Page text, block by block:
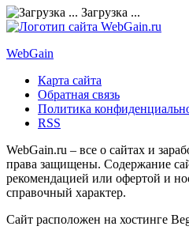
Загрузка ...
WebGain
Карта сайта
Обратная связь
Политика
RSS
WebGain.ru – все о сайтах и
права защищены. Содержание
рекомендацией или офертой и
справочный характер.
Сайт расположен на хостинге